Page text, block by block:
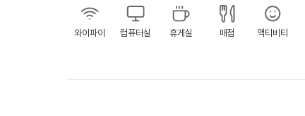
와이파이 컴퓨터실 휴게실 매점 액티비티